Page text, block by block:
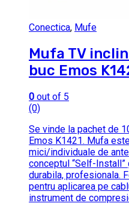
Conectica, Mufe
Mufa TV
buc Emos
0 out of 5
(0)
Se vinde la pachet de
Emos K1421. Mufa
mici/individuale de
conceptul “Self-Install”
durabila, profesionala.
pentru aplicarea pe
instrument de